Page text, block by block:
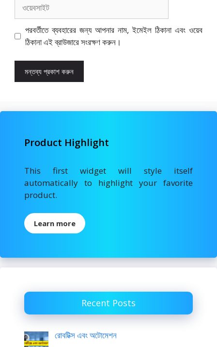
পরবর্তীতে ব্যবহারের জন্য আপনার নাম, ইমেইল ঠিকানা এবং ওয়েব
ঠিকানা এই ব্রাউজারে সংরক্ষণ করুন।
Product Highlight
This first widget will style itself
automatically to highlight your favorite
product.
Learn more
Recent Posts
রোবটিক্স এবং অটোমেশন